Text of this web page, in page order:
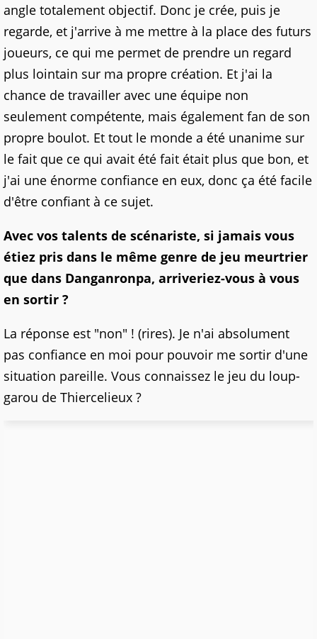
angle totalement objectif. Donc je crée, puis je
regarde, et j'arrive à me mettre à la place des futurs
joueurs, ce qui me permet de prendre un regard
plus lointain sur ma propre création. Et j'ai la
chance de travailler avec une équipe non
seulement compétente, mais également fan de son
propre boulot. Et tout le monde a été unanime sur
le fait que ce qui avait été fait était plus que bon, et
j'ai une énorme confiance en eux, donc ça été facile
d'être confiant à ce sujet.
Avec vos talents de scénariste, si jamais vous
étiez pris dans le même genre de jeu meurtrier
que dans Danganronpa, arriveriez-vous à vous
en sortir ?
La réponse est "non" ! (rires). Je n'ai absolument
pas confiance en moi pour pouvoir me sortir d'une
situation pareille. Vous connaissez le jeu du loup-
garou de Thiercelieux ?